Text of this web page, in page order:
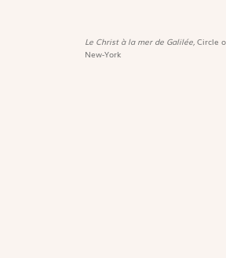
Le Christ à la mer de Galilée, Circle
New-York